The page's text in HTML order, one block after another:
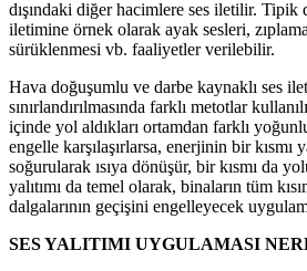
dışındaki diğer hacimlere ses iletilir. Tipik
iletimine örnek olarak ayak sesleri,
sürüklenmesi vb. faaliyetler verilebilir.
Hava doğuşumlu ve darbe kaynaklı ses
sınırlandırılmasında farklı metotlar
içinde yol aldıkları ortamdan farklı
engelle karşılaşırlarsa, enerjinin bir kısmı
soğurularak ısıya dönüşür, bir kısmı da
yalıtımı da temel olarak, binaların tüm
dalgalarının geçişini engelleyecek
SES YALITIMI UYGULAMASI